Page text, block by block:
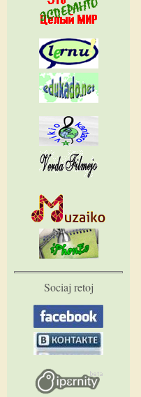
Sociaj retoj